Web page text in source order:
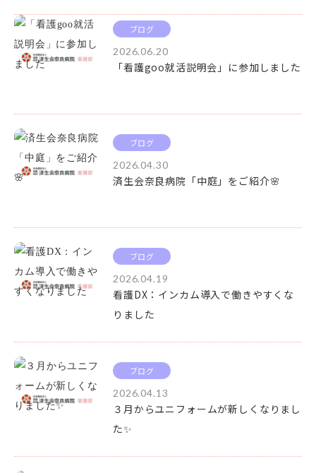
ブログ
2026.06.20
「看護goo就活説明会」に参加しました
ブログ
2026.04.30
済生会奈良病院「中庭」をご紹介🌸
ブログ
2026.04.19
看護DX：インカム導入で働きやすくな
りました
ブログ
2026.04.13
３月からユニフォームが新しくなりまし
た✨